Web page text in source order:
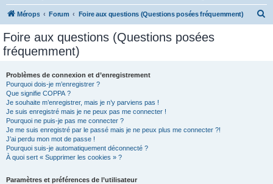
Mérops Forum Foire aux questions (Questions posées fréquemment)
Foire aux questions (Questions posées
fréquemment)
Problèmes de connexion et d’enregistrement
Pourquoi dois-je m’enregistrer ?
Que signifie COPPA ?
Je souhaite m’enregistrer, mais je n’y parviens pas !
Je suis enregistré mais je ne peux pas me connecter !
Pourquoi ne puis-je pas me connecter ?
Je me suis enregistré par le passé mais je ne peux plus me connecter ?!
J’ai perdu mon mot de passe !
Pourquoi suis-je automatiquement déconnecté ?
À quoi sert « Supprimer les cookies » ?
Paramètres et préférences de l’utilisateur